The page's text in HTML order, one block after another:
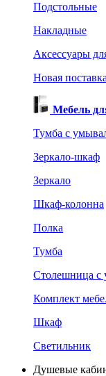
Подстольные
Накладные
Аксессуары
Новая поставка
Мебель
Тумба с
Зеркало-шкаф
Зеркало
Шкаф-колонна
Полка
Тумба
Столешница с
Комплект
Шкаф
Светильник
Душевые